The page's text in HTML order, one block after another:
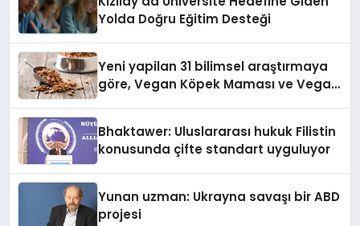
Yolda Doğru Eğitim Desteği
Yeni yapilan 31 bilimsel araştırmaya
göre, Vegan Köpek Maması ve Vegan
Bhaktawer: Uluslararası hukuk Filistin
konusunda çifte standart uyguluyor
Yunan uzman: Ukrayna savaşı bir ABD
projesi